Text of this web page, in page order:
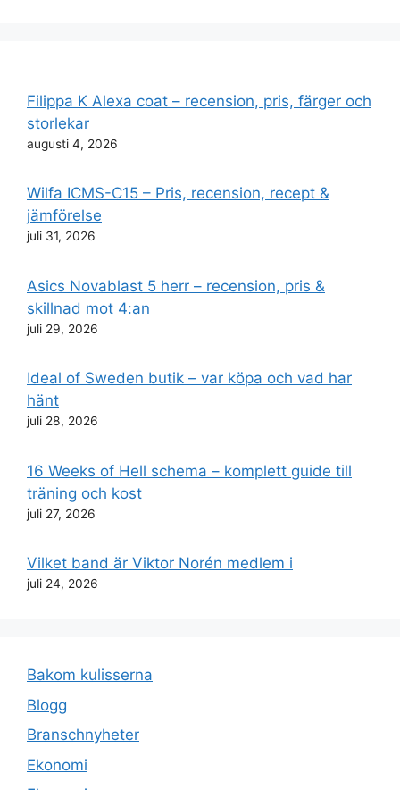
Filippa K Alexa coat – recension, pris, färger och
storlekar
augusti 4, 2026
Wilfa ICMS-C15 – Pris, recension, recept &
jämförelse
juli 31, 2026
Asics Novablast 5 herr – recension, pris &
skillnad mot 4:an
juli 29, 2026
Ideal of Sweden butik – var köpa och vad har
hänt
juli 28, 2026
16 Weeks of Hell schema – komplett guide till
träning och kost
juli 27, 2026
Vilket band är Viktor Norén medlem i
juli 24, 2026
Bakom kulisserna
Blogg
Branschnyheter
Ekonomi